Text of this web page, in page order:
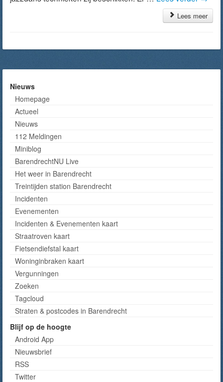
Lees meer
Nieuws
Homepage
Actueel
Nieuws
112 Meldingen
Miniblog
BarendrechtNU Live
Het weer in Barendrecht
Treintijden station Barendrecht
Incidenten
Evenementen
Incidenten & Evenementen kaart
Straatroven kaart
Fietsendiefstal kaart
Woninginbraken kaart
Vergunningen
Zoeken
Tagcloud
Straten & postcodes in Barendrecht
Blijf op de hoogte
Android App
Nieuwsbrief
RSS
Twitter